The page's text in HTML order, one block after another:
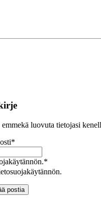
luovuta tietojasi
*
*